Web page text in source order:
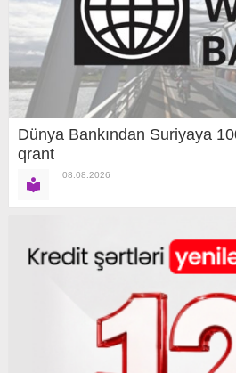
Dünya Bankından Suriyaya
qrant
08.08.2026